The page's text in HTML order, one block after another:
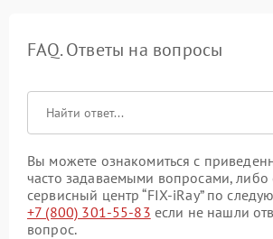
FAQ. Ответы на вопросы
Вы можете ознакомиться с
часто задаваемыми вопросами, либо
сервисный центр “FIX-iRay” по
+7 (800) 301-55-83 если не нашли
вопрос.